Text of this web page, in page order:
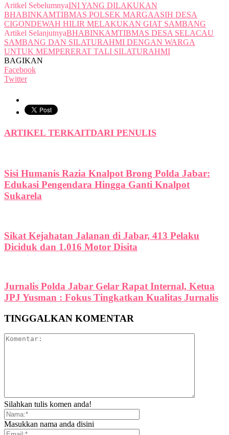
Aritkel SebelumnyaINI YANG DILAKUKAN
BHABINKAMTIBMAS POLSEK MARGAASIH DESA
CIGONDEWAH HILIR MELAKUKAN GIAT SAMBANG
Artikel SelanjutnyaBHABINKAMTIBMAS DESA SELACAU
SAMBANG DAN SILATURAHMI DENGAN WARGA
UNTUK MEMPERERAT TALI SILATURAHMI
BAGIKAN
Facebook
Twitter
ARTIKEL TERKAITDARI PENULIS
Sisi Humanis Razia Knalpot Brong Polda Jabar:
Edukasi Pengendara Hingga Ganti Knalpot
Sukarela
Sikat Kejahatan Jalanan di Jabar, 413 Pelaku
Diciduk dan 1.016 Motor Disita
Jurnalis Polda Jabar Gelar Rapat Internal, Ketua
JPJ Yusman : Fokus Tingkatkan Kualitas Jurnalis
TINGGALKAN KOMENTAR
Silahkan tulis komen anda!
Masukkan nama anda disini